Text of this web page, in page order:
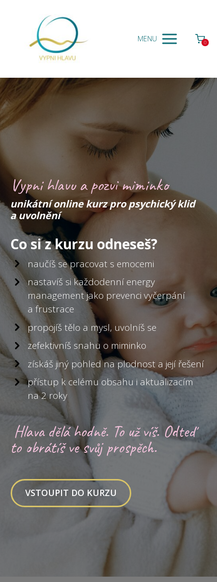
MENU 0
Vypni hlavu a pozvi miminko
unikátní online kurz pro psychický klid
a uvolnění
Co si z kurzu odneseš?
naučíš se pracovat s emocemi
nastavíš si každodenní energy
management jako prevenci vyčerpání
a frustrace
propojíš tělo a mysl, uvolníš se
zefektivníš snahu o miminko
získáš jiný pohled na plodnost a její řešení
přístup k celému obsahu i aktualizacím
na 2 roky
Hlava dělá hodně. To už víš. Odteď
to obrátíš ve svůj prospěch.
VSTOUPIT DO KURZU